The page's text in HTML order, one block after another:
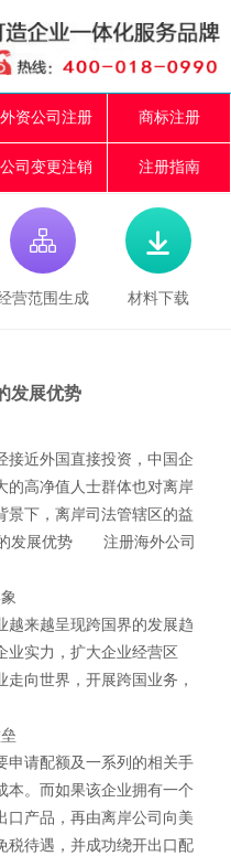
外资公司注册 商标注册
公司变更注销 注册指南

营范围生成

材料下载
发展优势
近外国直接投资，中国企
的高净值人士群体也对离岸
景下，离岸司法管辖区的益
注册海外公司
来越呈现跨国界的发展趋
业实力，扩大企业经营区
向世界，开展跨国业务，
请配额及一系列的相关手
本。而如果该企业拥有一个
口产品，再由离岸公司向美
税待遇，并成功绕开出口配